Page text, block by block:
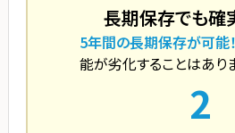
長期保存でも確
5年間の長期保存が可能
能が劣化することはあり
2